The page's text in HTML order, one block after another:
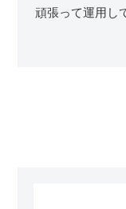
頑張って運用し